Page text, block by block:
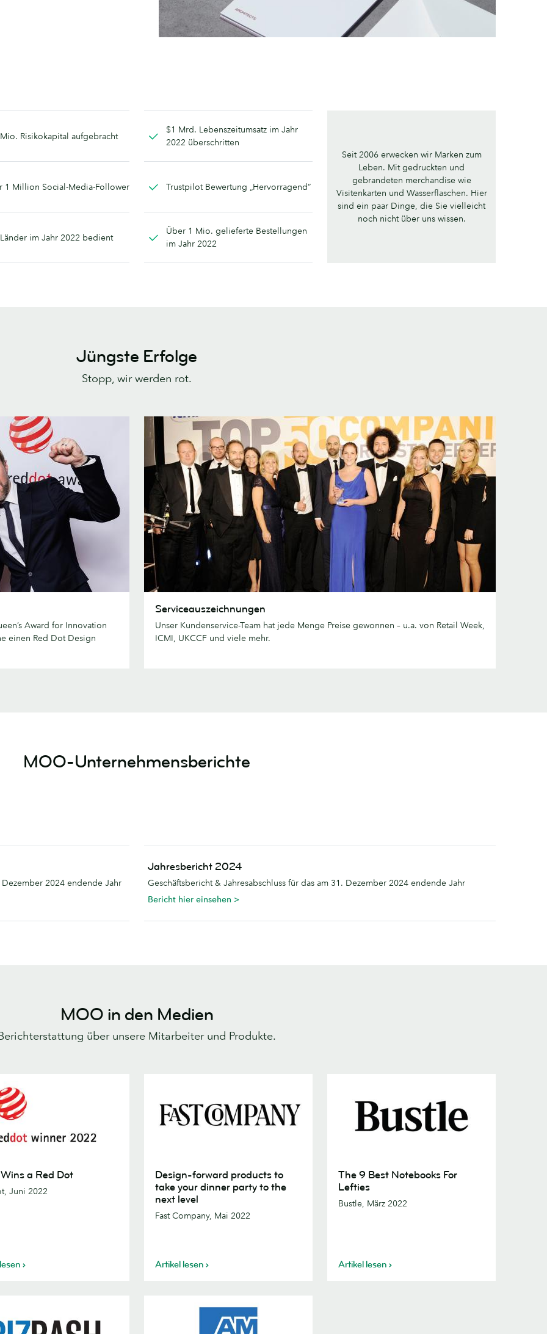
Risikokapital aufgebracht
$1 Mrd. Lebenszeitumsatz im Jahr
2022 überschritten
1 Million Social-Media-Follower Trustpilot Bewertung „Hervorragend“
im Jahr 2022 bedient
Über 1 Mio. gelieferte Bestellungen
im Jahr 2022
Seit 2006 erwecken wir Marken zum
Leben. Mit gedruckten und
gebrandeten merchandise wie
Visitenkarten und Wasserflaschen. Hier
sind ein paar Dinge, die Sie vielleicht
noch nicht über uns wissen.
Jüngste Erfolge
Stopp, wir werden rot.
Award for Innovation
einen Red Dot Design
Serviceauszeichnungen
Unser Kundenservice-Team hat jede Menge Preise gewonnen – u.a. von Retail Week,
ICMI, UKCCF und viele mehr.
MOO-Unternehmensberichte
2024 endende Jahr
Jahresbericht 2024
Geschäftsbericht & Jahresabschluss für das am 31. Dezember 2024 endende Jahr
Bericht hier einsehen >
MOO in den Medien
über unsere Mitarbeiter und Produkte.
a Red Dot
Juni 2022
forward
products
party
Design-forward products to
take your dinner party to the
next level
Fast Company, Mai 2022
Artikel lesen
Best
Notebooks
The 9 Best Notebooks For
Lefties
Bustle, März 2022
Artikel lesen